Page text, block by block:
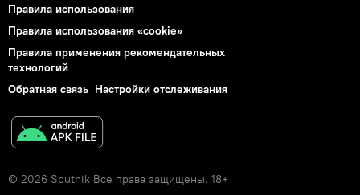
Правила использования
Правила использования «cookie»
Правила применения рекомендательных
технологий
Обратная связь Настройки отслеживания
© 2026 Sputnik Все права защищены. 18+